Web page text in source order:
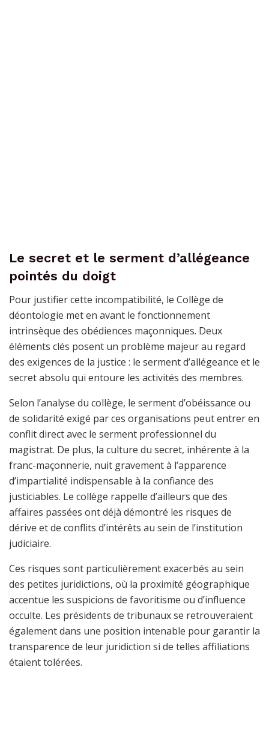
Le secret et le serment d’allégeance
pointés du doigt
Pour justifier cette incompatibilité, le Collège de
déontologie met en avant le fonctionnement
intrinsèque des obédiences maçonniques. Deux
éléments clés posent un problème majeur au regard
des exigences de la justice : le serment d’allégeance et le
secret absolu qui entoure les activités des membres.
Selon l’analyse du collège, le serment d’obéissance ou
de solidarité exigé par ces organisations peut entrer en
conflit direct avec le serment professionnel du
magistrat. De plus, la culture du secret, inhérente à la
franc-maçonnerie, nuit gravement à l’apparence
d’impartialité indispensable à la confiance des
justiciables. Le collège rappelle d’ailleurs que des
affaires passées ont déjà démontré les risques de
dérive et de conflits d’intérêts au sein de l’institution
judiciaire.
Ces risques sont particulièrement exacerbés au sein
des petites juridictions, où la proximité géographique
accentue les suspicions de favoritisme ou d’influence
occulte. Les présidents de tribunaux se retrouveraient
également dans une position intenable pour garantir la
transparence de leur juridiction si de telles affiliations
étaient tolérées.